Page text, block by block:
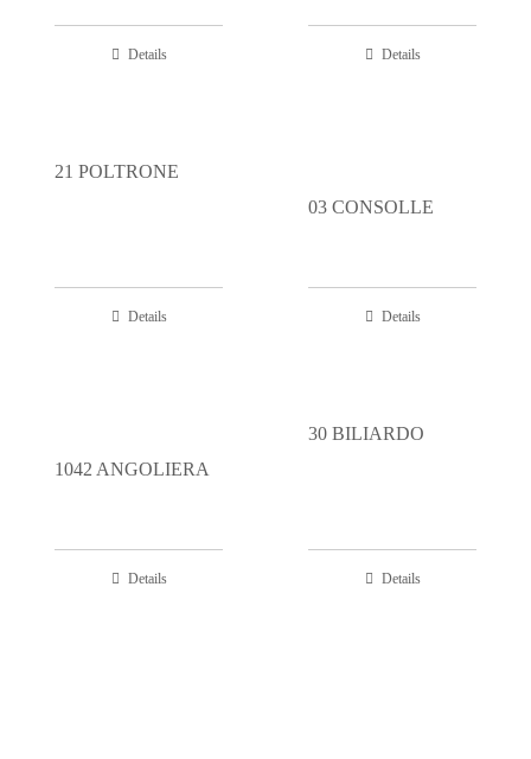
Details Details
21 POLTRONE
Details
03 CONSOLLE
Details
1042 ANGOLIERA
Details
30 BILIARDO
Details